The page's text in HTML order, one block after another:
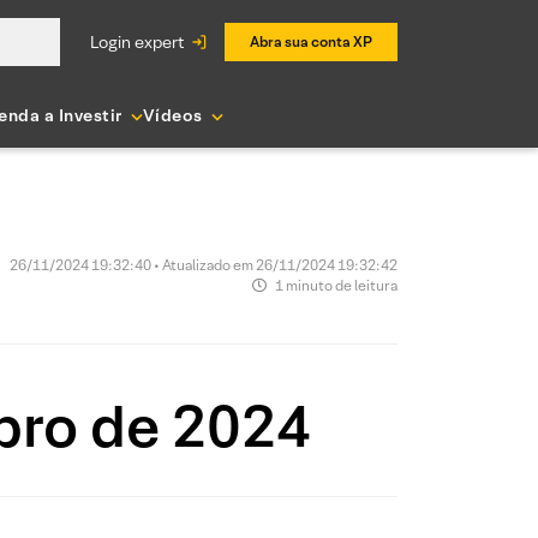
login expert Abra sua conta XP
a Investir Vídeos
26/11/2024 19:32:40 • Atualizado em 26/11/2024 19:32:42
1 minuto de leitura
de 2024